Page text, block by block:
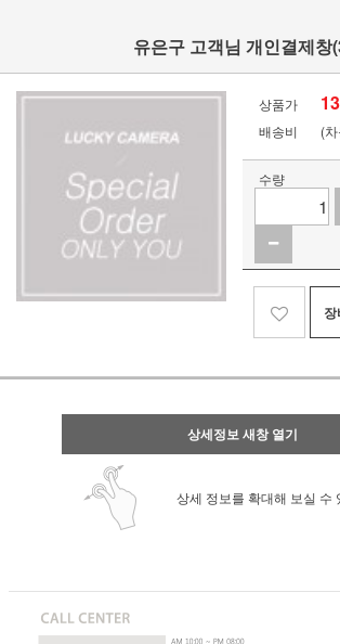
유은구 고객님 개인결제창
상품가
배송비
(
수량
상세정보 새창 열기
상세 정보를 확대해 보실 수